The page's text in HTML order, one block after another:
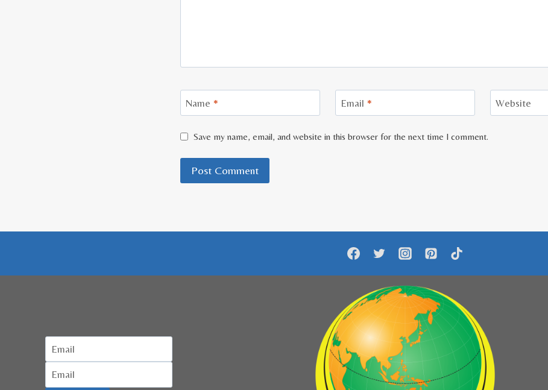
Name * Email * Website
Save my name, email, and website in this browser for the next time I comment.